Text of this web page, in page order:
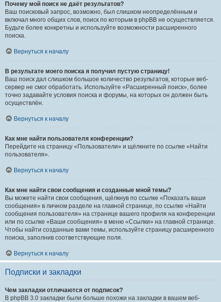
Почему мой поиск не даёт результатов?
Ваш поисковый запрос, возможно, был слишком неопределённым и
включал много общих слов, поиск по которым в phpBB не осуществляется.
Будьте более конкретны и используйте возможности расширенного
поиска.
Вернуться к началу
В результате моего поиска я получил пустую страницу!
Ваш поиск дал слишком большое количество результатов, которые веб-
сервер не смог обработать. Используйте «Расширенный поиск», более
точно задавайте условия поиска и форумы, на которых он должен быть
осуществлён.
Вернуться к началу
Как мне найти пользователя конференции?
Перейдите на страницу «Пользователи» и щёлкните по ссылке «Найти
пользователя».
Вернуться к началу
Как мне найти свои сообщения и созданные мной темы?
Вы можете найти свои сообщения, щёлкнув по ссылке «Показать ваши
сообщения» в личном разделе на главной странице, по ссылке «Найти
сообщения пользователя» на странице вашего профиля на конференции
или по ссылке «Ваши сообщения» в меню «Ссылки» на главной странице.
Чтобы найти созданные вами темы, используйте страницу расширенного
поиска, заполнив соответствующие поля.
Вернуться к началу
Подписки и закладки
Чем закладки отличаются от подписок?
В phpBB 3.0 закладки были больше похожи на закладки в вашем веб-